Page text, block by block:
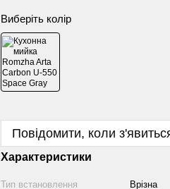
Виберіть колір
Повідомити, коли
Характеристики
Тип встановлення
Врізна